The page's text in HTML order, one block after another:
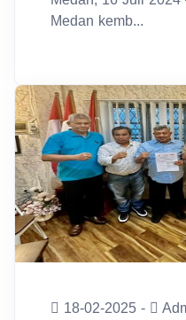
Medan kemb...
18-02-2025 -